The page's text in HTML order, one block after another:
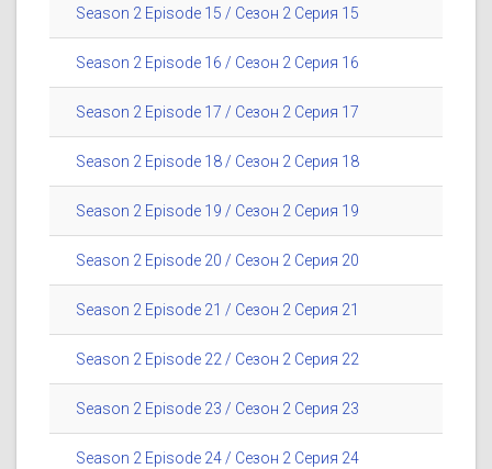
Season 2 Episode 15 / Сезон 2 Серия 15
Season 2 Episode 16 / Сезон 2 Серия 16
Season 2 Episode 17 / Сезон 2 Серия 17
Season 2 Episode 18 / Сезон 2 Серия 18
Season 2 Episode 19 / Сезон 2 Серия 19
Season 2 Episode 20 / Сезон 2 Серия 20
Season 2 Episode 21 / Сезон 2 Серия 21
Season 2 Episode 22 / Сезон 2 Серия 22
Season 2 Episode 23 / Сезон 2 Серия 23
Season 2 Episode 24 / Сезон 2 Серия 24